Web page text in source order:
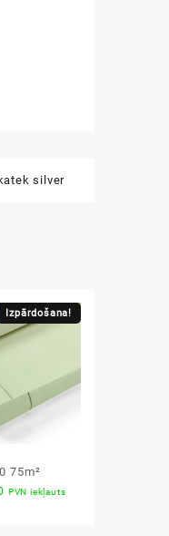
silver
Izpārdošana!
75m²
Current
PVN iekļauts